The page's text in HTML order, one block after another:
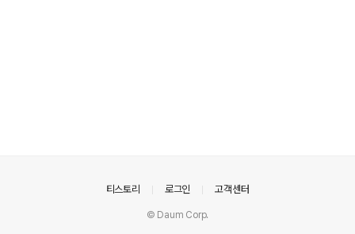
티스토리 로그인 고객센터
© Daum Corp.